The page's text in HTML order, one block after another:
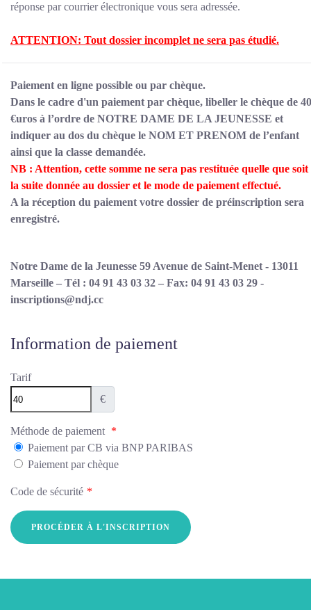
réponse par courrier électronique vous sera adressée.
ATTENTION: Tout dossier incomplet ne sera pas étudié.
Paiement en ligne possible ou par chèque.
Dans le cadre d'un paiement par chèque, libeller le chèque de 40
€uros à l’ordre de NOTRE DAME DE LA JEUNESSE et
indiquer au dos du chèque le NOM ET PRENOM de l’enfant
ainsi que la classe demandée.
NB : Attention, cette somme ne sera pas restituée quelle que soit
la suite donnée au dossier et le mode de paiement effectué.
A la réception du paiement votre dossier de préinscription sera
enregistré.
Notre Dame de la Jeunesse 59 Avenue de Saint-Menet - 13011
Marseille – Tél : 04 91 43 03 32 – Fax: 04 91 43 03 29 -
inscriptions@ndj.cc
Information de paiement
Tarif
€
Méthode de paiement *
Paiement par CB via BNP PARIBAS
Paiement par chèque
Code de sécurité *